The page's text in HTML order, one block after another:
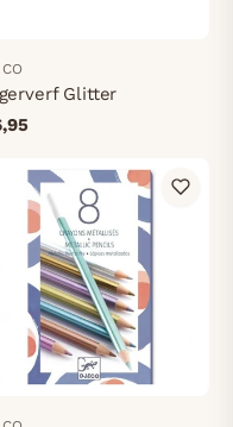
Glitter